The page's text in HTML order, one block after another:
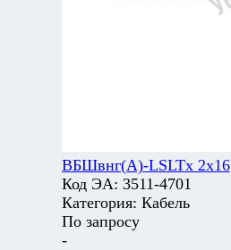
ВБШвнг(А)-LSLTx 2х16
Код ЭА: 3511-4701
Категория: Кабель
По запросу
-